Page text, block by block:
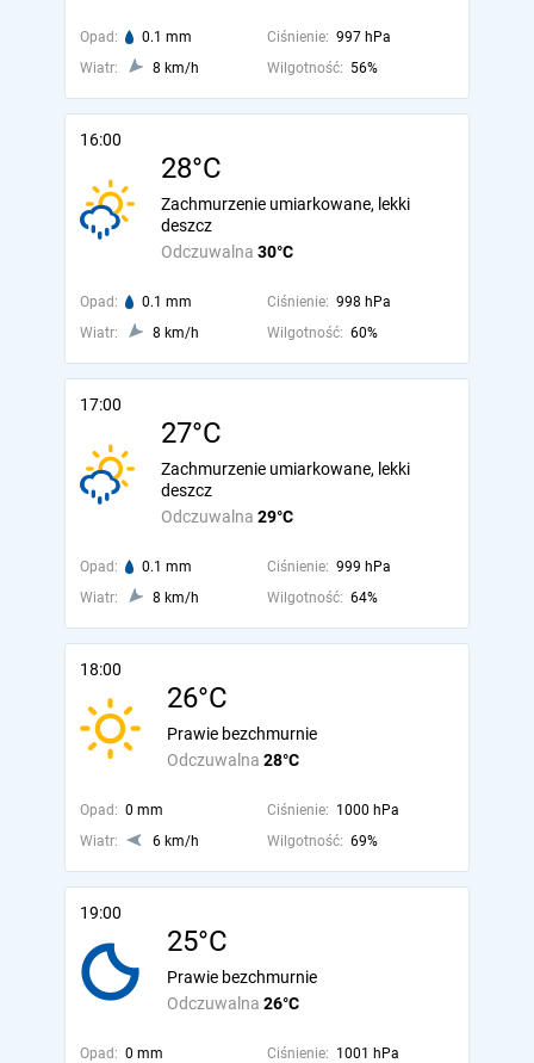
Opad: 0.1 mm Ciśnienie: 997 hPa
Wiatr:
8 km/h Wilgotność: 56%
16:00
28°C
Odczuwalna 30°C
Zachmurzenie umiarkowane, lekki
deszcz
Opad: 0.1 mm Ciśnienie: 998 hPa
Wiatr:
8 km/h Wilgotność: 60%
17:00
27°C
Odczuwalna 29°C
Zachmurzenie umiarkowane, lekki
deszcz
Opad: 0.1 mm Ciśnienie: 999 hPa
Wiatr:
8 km/h Wilgotność: 64%
18:00
26°C
Odczuwalna 28°C
Prawie bezchmurnie
Opad: 0 mm Ciśnienie: 1000 hPa
Wiatr:
6 km/h Wilgotność: 69%
19:00
25°C
Odczuwalna 26°C
Prawie bezchmurnie
Opad: 0 mm Ciśnienie: 1001 hPa